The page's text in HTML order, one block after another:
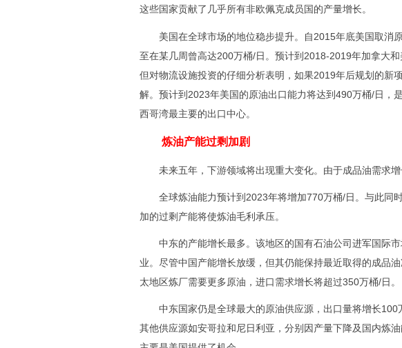
这些国家贡献了几乎所有非欧佩克成员国的产量增长。
美国在全球市场的地位稳步提升。自2015年底美国取消
至在某几周曾高达200万桶/日。预计到2018-2019年加拿大
但对物流设施投资的仔细分析表明，如果2019年后规划的新
解。预计到2023年美国的原油出口能力将达到490万桶/日，
西哥湾最主要的出口中心。
炼油产能过剩加剧
未来五年，下游领域将出现重大变化。由于成品油需求增
全球炼油能力预计到2023年将增加770万桶/日。与此同
加的过剩产能将使炼油毛利承压。
中东的产能增长最多。该地区的国有石油公司进军国际市
业。尽管中国产能增长放缓，但其仍能保持最近取得的成品
太地区炼厂需要更多原油，进口需求增长将超过350万桶/日。
中东国家仍是全球最大的原油供应源，出口量将增长100
其他供应源如安哥拉和尼日利亚，分别因产量下降及国内炼